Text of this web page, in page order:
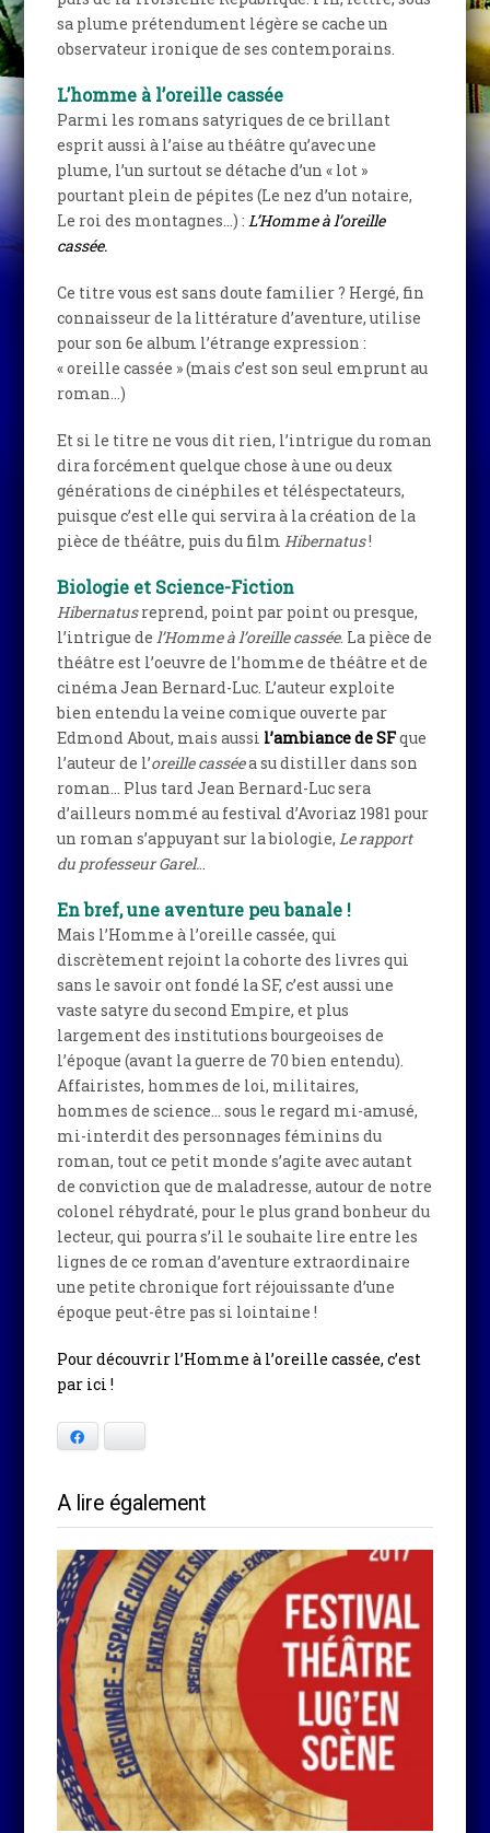
sa plume prétendument légère se cache un
observateur ironique de ses contemporains.
L’homme à l’oreille cassée
Parmi les romans satyriques de ce brillant
esprit aussi à l’aise au théâtre qu’avec une
plume, l’un surtout se détache d’un « lot »
pourtant plein de pépites (Le nez d’un notaire,
Le roi des montagnes…) :L’Homme à l’oreille
cassée.
Ce titre vous est sans doute familier ? Hergé, fin
connaisseur de la littérature d’aventure, utilise
pour son 6e album l’étrange expression :
« oreille cassée » (mais c’est son seul emprunt au
roman…)
Et si le titre ne vous dit rien, l’intrigue du roman
dira forcément quelque chose à une ou deux
générations de cinéphiles et téléspectateurs,
puisque c’est elle qui servira à la création de la
pièce de théâtre, puis du filmHibernatus!
Biologie et Science-Fiction
Hibernatusreprend, point par point ou presque,
l’intrigue del’Homme à l’oreille cassée. La pièce de
théâtre est l’oeuvre de l’homme de théâtre et de
cinéma Jean Bernard-Luc. L’auteur exploite
bien entendu la veine comique ouverte par
Edmond About, mais aussi l’ambiance de SFque
l’auteur de l’oreille casséea su distiller dans son
roman… Plus tard Jean Bernard-Luc sera
d’ailleurs nommé au festival d’Avoriaz 1981 pour
un roman s’appuyant sur la biologie,Le rapport
du professeur Garel...
En bref, une aventure peu banale !
Mais l’Homme à l’oreille cassée, qui
discrètement rejoint la cohorte des livres qui
sans le savoir ont fondé la SF, c’est aussi une
vaste satyre du second Empire, et plus
largement des institutions bourgeoises de
l’époque (avant la guerre de 70 bien entendu).
Affairistes, hommes de loi, militaires,
hommes de science… sous le regard mi-amusé,
mi-interdit des personnages féminins du
roman, tout ce petit monde s’agite avec autant
de conviction que de maladresse, autour de notre
colonel réhydraté, pour le plus grand bonheur du
lecteur, qui pourra s’il le souhaite lire entre les
lignes de ce roman d’aventure extraordinaire
une petite chronique fort réjouissante d’une
époque peut-être pas si lointaine !
Pour découvrir l’Homme à l’oreille cassée, c’est
par ici !
A lire également